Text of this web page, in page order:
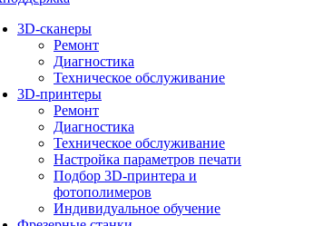
3D-сканеры
Ремонт
Диагностика
Техническое обслуживание
3D-принтеры
Ремонт
Диагностика
Техническое обслуживание
Настройка параметров печати
Подбор 3D-принтера и
фотополимеров
Индивидуальное обучение